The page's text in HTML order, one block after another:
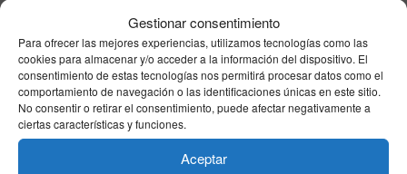
Gestionar consentimiento
Para ofrecer las mejores experiencias, utilizamos tecnologías como las
cookies para almacenar y/o acceder a la información del dispositivo. El
consentimiento de estas tecnologías nos permitirá procesar datos como el
comportamiento de navegación o las identificaciones únicas en este sitio.
No consentir o retirar el consentimiento, puede afectar negativamente a
ciertas características y funciones.
Aceptar